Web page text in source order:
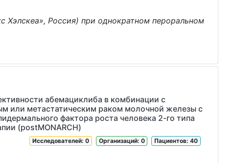
Хэлскеа», Россия) при однократном пероральном
абемациклиба в комбинации с
или метастатическим раком молочной железы с
фактора роста человека 2-го типа
(postMONARCH)
Пациентов: 40
Организаций: 0
Исследователей: 0